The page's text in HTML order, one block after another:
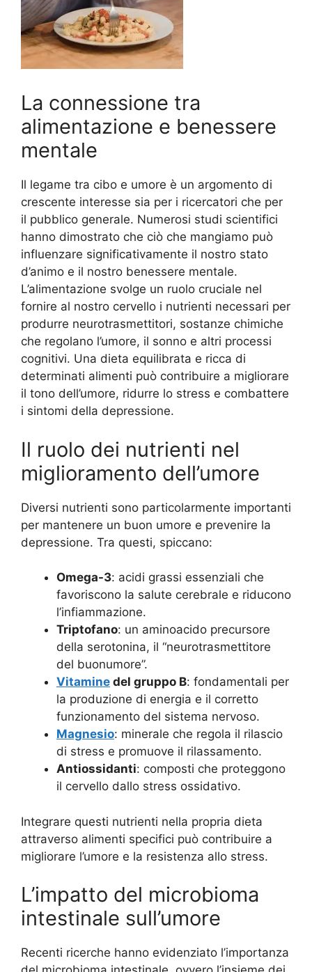
La connessione tra
alimentazione e benessere
mentale
Il legame tra cibo e umore è un argomento di
crescente interesse sia per i ricercatori che per
il pubblico generale. Numerosi studi scientifici
hanno dimostrato che ciò che mangiamo può
influenzare significativamente il nostro stato
d’animo e il nostro benessere mentale.
L’alimentazione svolge un ruolo cruciale nel
fornire al nostro cervello i nutrienti necessari per
produrre neurotrasmettitori, sostanze chimiche
che regolano l’umore, il sonno e altri processi
cognitivi. Una dieta equilibrata e ricca di
determinati alimenti può contribuire a migliorare
il tono dell’umore, ridurre lo stress e combattere
i sintomi della depressione.
Il ruolo dei nutrienti nel
miglioramento dell’umore
Diversi nutrienti sono particolarmente importanti
per mantenere un buon umore e prevenire la
depressione. Tra questi, spiccano:
Omega-3: acidi grassi essenziali che
favoriscono la salute cerebrale e riducono
l’infiammazione.
Triptofano: un aminoacido precursore
della serotonina, il “neurotrasmettitore
del buonumore”.
Vitamine del gruppo B: fondamentali per
la produzione di energia e il corretto
funzionamento del sistema nervoso.
Magnesio: minerale che regola il rilascio
di stress e promuove il rilassamento.
Antiossidanti: composti che proteggono
il cervello dallo stress ossidativo.
Integrare questi nutrienti nella propria dieta
attraverso alimenti specifici può contribuire a
migliorare l’umore e la resistenza allo stress.
L’impatto del microbioma
intestinale sull’umore
Recenti ricerche hanno evidenziato l’importanza